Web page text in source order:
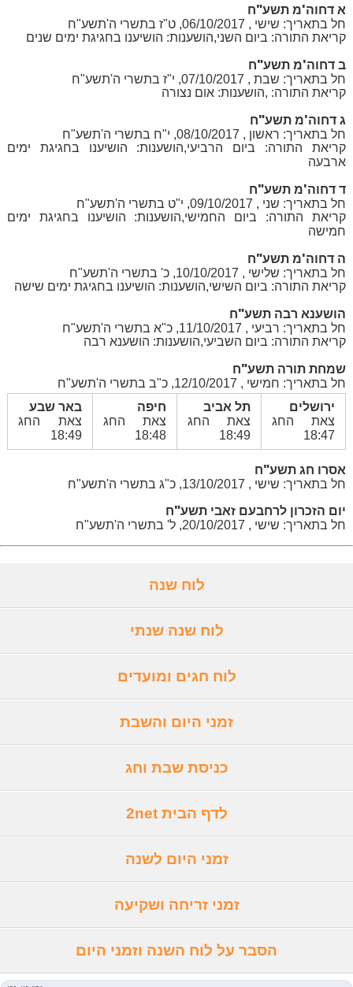
א דחוה'מ תשע"ח
חל בתאריך: שישי , 06/10/2017, ט"ז בתשרי ה'תשע"ח
קריאת התורה: ביום השני,הושענות: הושיענו בחגיגת ימים שנים
ב דחוה'מ תשע"ח
חל בתאריך: שבת , 07/10/2017, י"ז בתשרי ה'תשע"ח
קריאת התורה: ,הושענות: אום נצורה
ג דחוה'מ תשע"ח
חל בתאריך: ראשון , 08/10/2017, י"ח בתשרי ה'תשע"ח
קריאת התורה: ביום הרביעי,הושענות: הושיענו בחגיגת ימים
ארבעה
ד דחוה'מ תשע"ח
חל בתאריך: שני , 09/10/2017, י"ט בתשרי ה'תשע"ח
קריאת התורה: ביום החמישי,הושענות: הושיענו בחגיגת ימים
חמישה
ה דחוה'מ תשע"ח
חל בתאריך: שלישי , 10/10/2017, כ' בתשרי ה'תשע"ח
קריאת התורה: ביום השישי,הושענות: הושיענו בחגיגת ימים שישה
הושענא רבה תשע"ח
חל בתאריך: רביעי , 11/10/2017, כ"א בתשרי ה'תשע"ח
קריאת התורה: ביום השביעי,הושענות: הושענא רבה
שמחת תורה תשע"ח
חל בתאריך: חמישי , 12/10/2017, כ"ב בתשרי ה'תשע"ח
ירושלים
צאת החג
18:47
תל אביב
צאת החג
18:49
חיפה
צאת החג
18:48
באר שבע
צאת החג
18:49
אסרו חג תשע"ח
חל בתאריך: שישי , 13/10/2017, כ"ג בתשרי ה'תשע"ח
יום הזכרון לרחבעם זאבי תשע"ח
חל בתאריך: שישי , 20/10/2017, ל' בתשרי ה'תשע"ח
לוח שנה
לוח שנה שנתי
לוח חגים ומועדים
זמני היום והשבת
כניסת שבת וחג
לדף הבית 2net
זמני היום לשנה
זמני זריחה ושקיעה
הסבר על לוח השנה וזמני היום